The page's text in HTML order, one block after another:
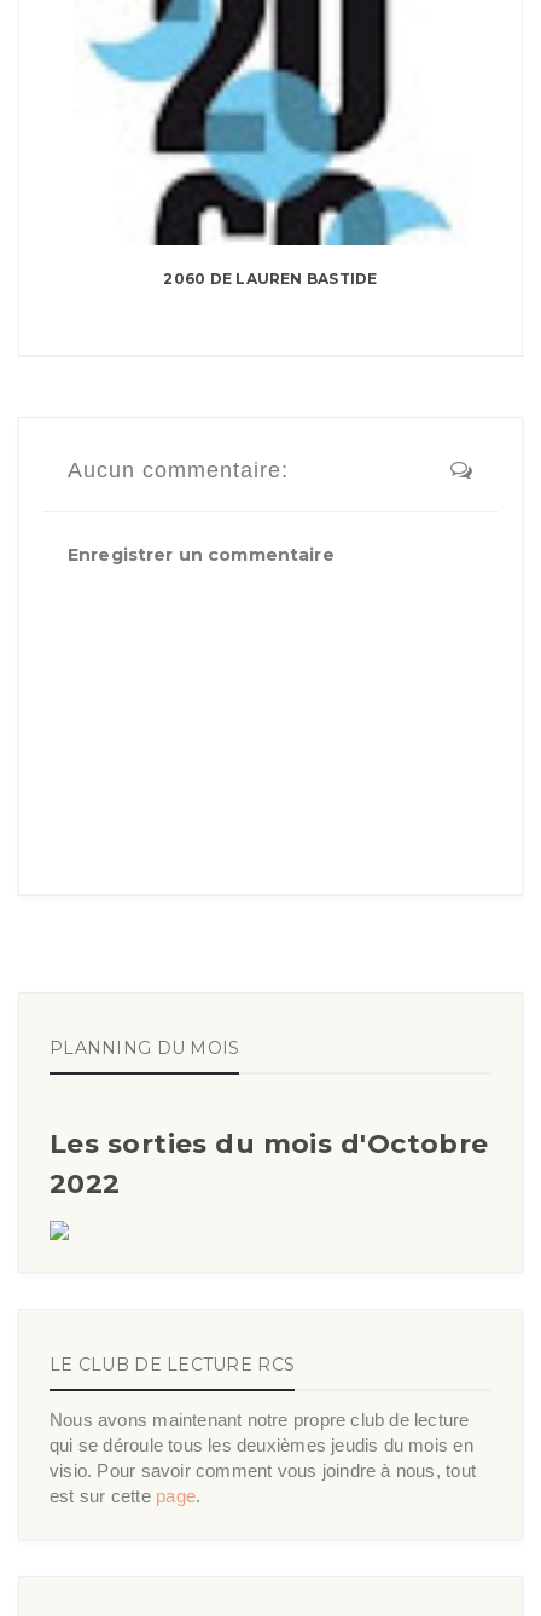
2060 DE LAUREN BASTIDE
Aucun commentaire:
Enregistrer un commentaire
PLANNING DU MOIS
Les sorties du mois d'Octobre
2022
LE CLUB DE LECTURE RCS
Nous avons maintenant notre propre club de lecture
qui se déroule tous les deuxièmes jeudis du mois en
visio. Pour savoir comment vous joindre à nous, tout
est sur cette page.